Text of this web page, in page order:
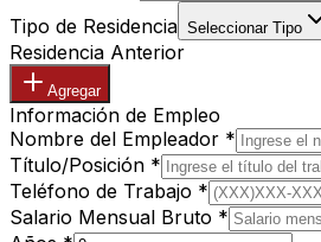
Tipo de Residencia Seleccionar Tipo
Residencia Anterior
Agregar
Información de Empleo
Nombre del Empleador *
Título/Posición *
Teléfono de Trabajo *
Salario Mensual Bruto *